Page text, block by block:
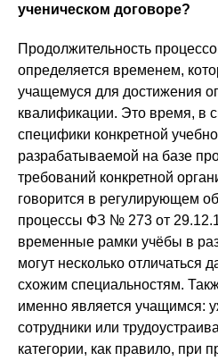
ученическом договоре?
Продолжительность
определяется временем,
учащемуся для достижения
квалификации. Это время, в
специфики конкретной
разрабатываемой на базе
требований конкретной
говорится в регулирующем
процессы ФЗ № 273 от
временные рамки учёбы в
могут несколько отличаться
схожим специальностям.
именно является учащимся:
сотрудники или
категории, как правило, при